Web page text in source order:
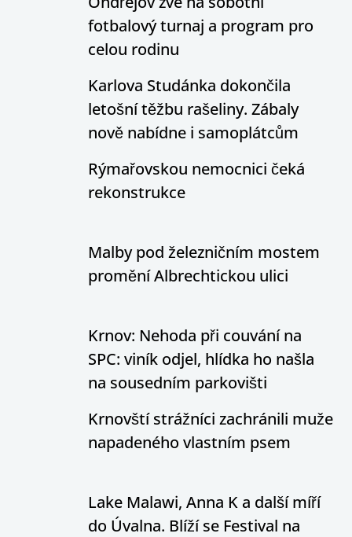
fotbalový turnaj a program pro
celou rodinu
Karlova Studánka dokončila
letošní těžbu rašeliny. Zábaly
nově nabídne i samoplátcům
Rýmařovskou nemocnici čeká
rekonstrukce
Malby pod železničním mostem
promění Albrechtickou ulici
Krnov: Nehoda při couvání na
SPC: viník odjel, hlídka ho našla
na sousedním parkovišti
Krnovští strážníci zachránili muže
napadeného vlastním psem
Lake Malawi, Anna K a další míří
do Úvalna. Blíží se Festival na